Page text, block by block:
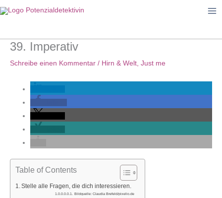
Inhalt
39. Imperativ
Schreibe einen Kommentar / Hirn & Welt, Just me
Table of Contents
Stelle alle Fragen, die dich interessieren.
Bildquelle: Claudia Brefeld/pixelio.de